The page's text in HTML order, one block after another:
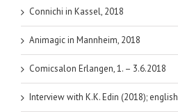
Connichi in Kassel, 2018
Animagic in Mannheim, 2018
Comicsalon Erlangen, 1. – 3.6.2018
Interview with K.K. Edin (2018); english